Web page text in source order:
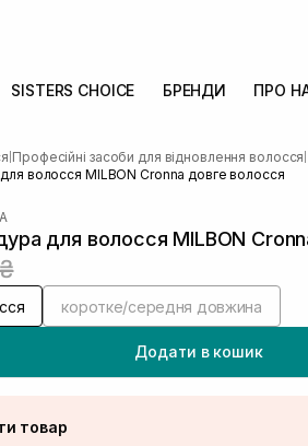
SISTERS CHOICE БРЕНДИ ПРО
Професійні засоби для відновлення волосся
волосся MILBON Cronna довге волосся
для волосся MILBON
коротке/середня довжина
Додати в кошик
товар